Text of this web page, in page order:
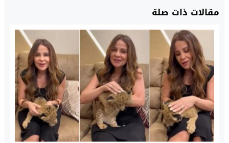
مقالات ذات صلة